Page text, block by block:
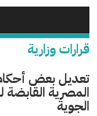
قرارات وزارية
تعديل بعض
المصرية القابضة
الجوية